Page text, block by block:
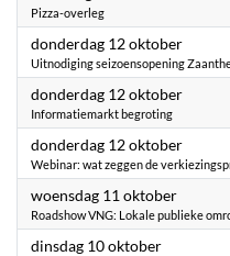
Pizza-overleg
donderdag 12 oktober2023
Uitnodiging seizoensopening
donderdag 12 oktober2023
Informatiemarkt begroting
donderdag 12 oktober2023
Webinar: wat zeggen de
woensdag 11 oktober2023
Roadshow VNG: Lokale publieke
dinsdag 10 oktober2023